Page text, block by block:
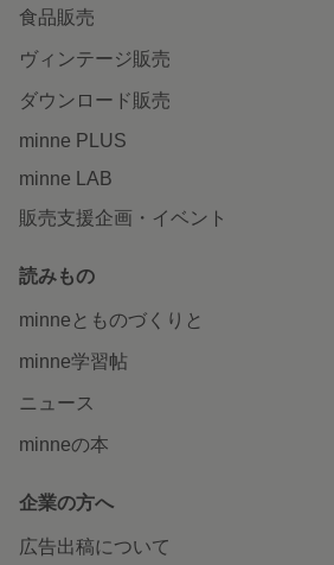
食品販売
ヴィンテージ販売
ダウンロード販売
minne PLUS
minne LAB
販売支援企画・イベント
読みもの
minneとものづくりと
minne学習帖
ニュース
minneの本
企業の方へ
広告出稿について